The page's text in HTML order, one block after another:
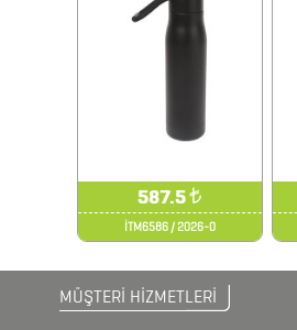
587.5₺
İTM6586 / 2026-0
MÜŞTERİ HİZMETLERİ